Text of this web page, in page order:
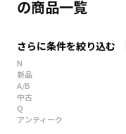
の商品一覧
さらに条件を絞り込む
N
新品
A/B
中古
Q
アンティーク